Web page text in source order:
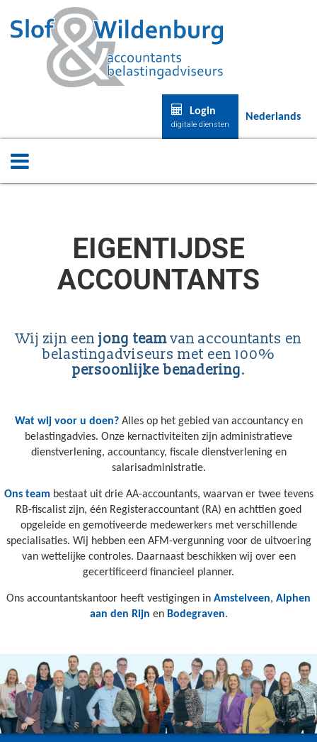
Login
digitale diensten
Nederlands
EIGENTIJDSE
ACCOUNTANTS
Wij zijn een jong teamvan accountants en
belastingadviseurs met een 100%
persoonlijke benadering.
Wat wij voor u doen?Alles op het gebied van accountancy en
belastingadvies. Onze kernactiviteiten zijn administratieve
dienstverlening, accountancy, fiscale dienstverlening en
salarisadministratie.
Ons teambestaat uit drie AA-accountants, waarvan er twee tevens
RB-fiscalist zijn, één Registeraccountant (RA) en achttien goed
opgeleide en gemotiveerde medewerkers met verschillende
specialisaties. Wij hebben een AFM-vergunning voor de uitvoering
van wettelijke controles. Daarnaast beschikken wij over een
gecertificeerd financieel planner.
Ons accountantskantoor heeft vestigingen in Amstelveen, Alphen
aan den Rijn en Bodegraven.